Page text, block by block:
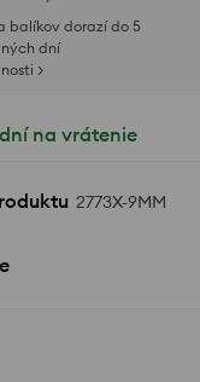
balíkov dorazí do 5
dní
>
na vrátenie
2773X-9MM